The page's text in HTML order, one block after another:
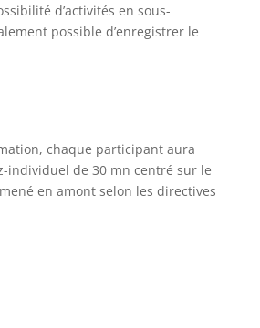
d’activités en sous-
possible d’enregistrer le
chaque participant aura
individuel de 30 mn centré sur le
en amont selon les directives